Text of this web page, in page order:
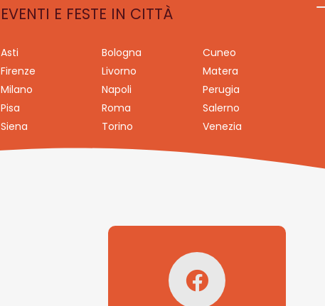
EVENTI E FESTE IN CITTÀ
Asti Bologna
Cuneo
Firenze
Livorno
Matera
Milano
Napoli
Perugia
Pisa
Roma
Salerno
Siena
Torino Venezia
Seguici su
Facebook!